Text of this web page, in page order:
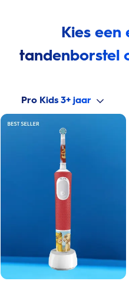
Kies een
tandenborstel
Pro Kids 3+ jaar